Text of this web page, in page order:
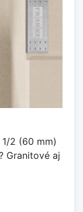
2 (60 mm)
Granitové aj